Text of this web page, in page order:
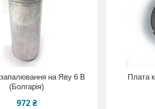
на Яву 6 В
(Болгарія)
972 ₴
Плата